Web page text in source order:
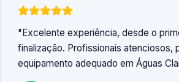
Excelente experiência, desde o
finalização. Profissionais atenciosos,
equipamento adequado em Águas